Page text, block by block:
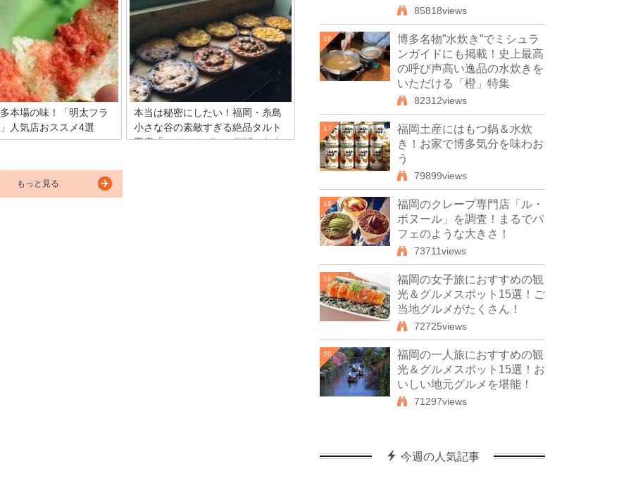
コンセプトカフェ10選を紹
えば博多の屋台を思い浮か
くいると思いますが、実はコ
フェもたくさんあるんです。
番のメイドカフェやサブカ
ェ、アニメとのコラボカフェ
種類のコンセプトカフェをご
のお店にぜひ行ってみてく
る福岡空港は2017年のリニューアルを機
に、大型のフードコートやラーメン滑走
路など、まるでアミューズメントパーク
のようなスポットがオープンし話題を集
めています。そこで今回は、福岡空港で
話題沸騰中の名物グルメを堪能できるお
店を厳選してご紹介します。
本場の味！「明太フラ
人気店おススメ4選
が多いです。その明太子を使
は数多くありますが、明太子
マヨネーズと合わせたペース
本当は秘密にしたい！福岡・糸島
小さな谷の素敵すぎる絶品タルト
工房「スモールバレーデザートカ
もっと見る
85818views
16
博多名物”水炊き”でミシュラ
ンガイドにも掲載！史上最高
の呼び声高い逸品の水炊きを
いただける「橙」特集
82312views
17
福岡土産にはもつ鍋＆水炊
き！お家で博多気分を味わお
う
79899views
18
福岡のクレープ専門店「ル・
ボヌール」を調査！まるでパ
フェのような大きさ！
73711views
19
福岡の女子旅におすすめの観
光＆グルメスポット15選！ご
当地グルメがたくさん！
72725views
20
福岡の一人旅におすすめの観
光＆グルメスポット15選！お
いしい地元グルメを堪能！
71297views
今週の人気記事